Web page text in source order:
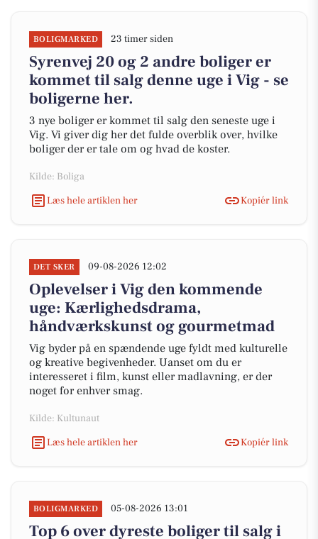
BOLIGMARKED 23 timer siden
Syrenvej 20 og 2 andre boliger er
kommet til salg denne uge i Vig - se
boligerne her.
3 nye boliger er kommet til salg den seneste uge i
Vig. Vi giver dig her det fulde overblik over, hvilke
boliger der er tale om og hvad de koster.
Kilde: Boliga
Læs hele artiklen her
Kopiér link
DET SKER 09-08-2026 12:02
Oplevelser i Vig den kommende
uge: Kærlighedsdrama,
håndværkskunst og gourmetmad
Vig byder på en spændende uge fyldt med kulturelle
og kreative begivenheder. Uanset om du er
interesseret i film, kunst eller madlavning, er der
noget for enhver smag.
Kilde: Kultunaut
Læs hele artiklen her
Kopiér link
BOLIGMARKED 05-08-2026 13:01
Top 6 over dyreste boliger til salg i